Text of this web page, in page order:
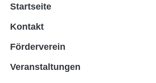
Startseite
Kontakt
Förderverein
Veranstaltungen